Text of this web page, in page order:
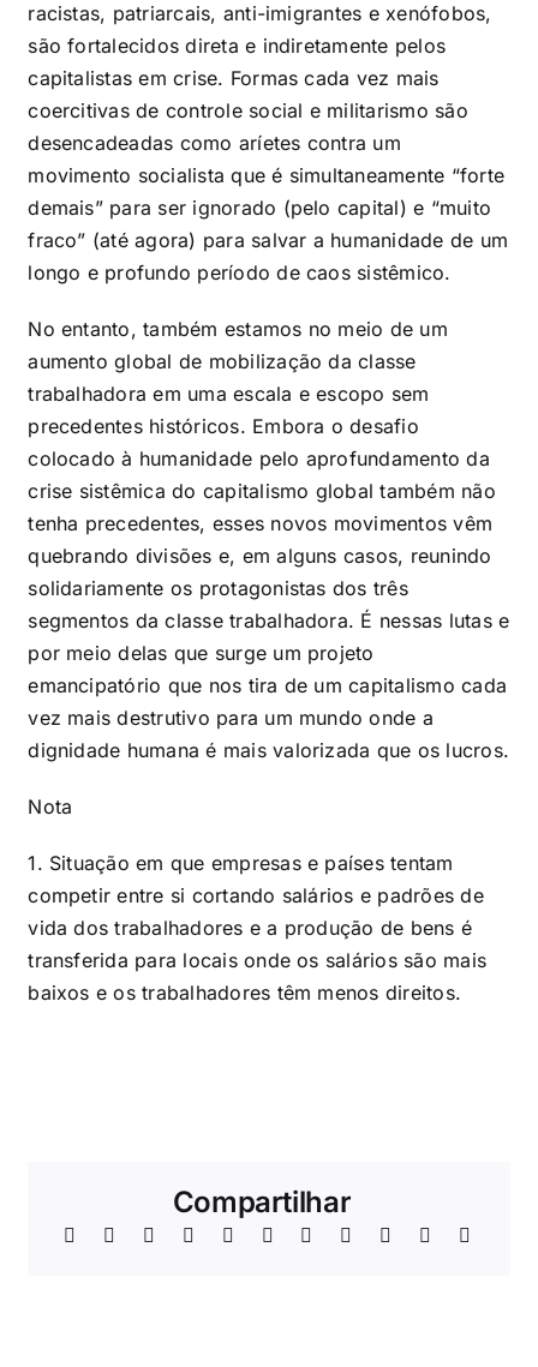
racistas, patriarcais, anti-imigrantes e xenófobos,
são fortalecidos direta e indiretamente pelos
capitalistas em crise. Formas cada vez mais
coercitivas de controle social e militarismo são
desencadeadas como aríetes contra um
movimento socialista que é simultaneamente “forte
demais” para ser ignorado (pelo capital) e “muito
fraco” (até agora) para salvar a humanidade de um
longo e profundo período de caos sistêmico.
No entanto, também estamos no meio de um
aumento global de mobilização da classe
trabalhadora em uma escala e escopo sem
precedentes históricos. Embora o desafio
colocado à humanidade pelo aprofundamento da
crise sistêmica do capitalismo global também não
tenha precedentes, esses novos movimentos vêm
quebrando divisões e, em alguns casos, reunindo
solidariamente os protagonistas dos três
segmentos da classe trabalhadora. É nessas lutas e
por meio delas que surge um projeto
emancipatório que nos tira de um capitalismo cada
vez mais destrutivo para um mundo onde a
dignidade humana é mais valorizada que os lucros.
Nota
1. Situação em que empresas e países tentam
competir entre si cortando salários e padrões de
vida dos trabalhadores e a produção de bens é
transferida para locais onde os salários são mais
baixos e os trabalhadores têm menos direitos.
Compartilhar